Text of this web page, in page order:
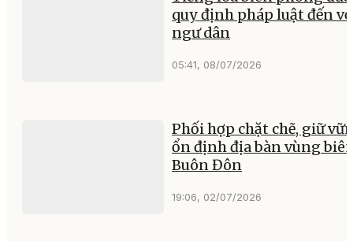
quy định pháp luật đến
ngư dân
05:41, 08/07/2026
Phối hợp chặt chẽ, giữ
ổn định địa bàn vùng
Buôn Đôn
19:06, 02/07/2026